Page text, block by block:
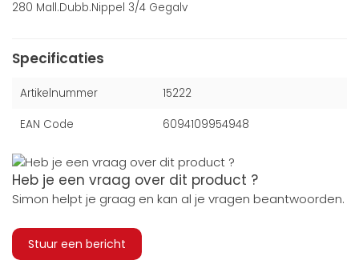
280 Mall.Dubb.Nippel 3/4 Gegalv
Specificaties
Artikelnummer 15222
EAN Code 6094109954948
Heb je een vraag over dit product ?
Simon helpt je graag en kan al je vragen beantwoorden.
Stuur een bericht